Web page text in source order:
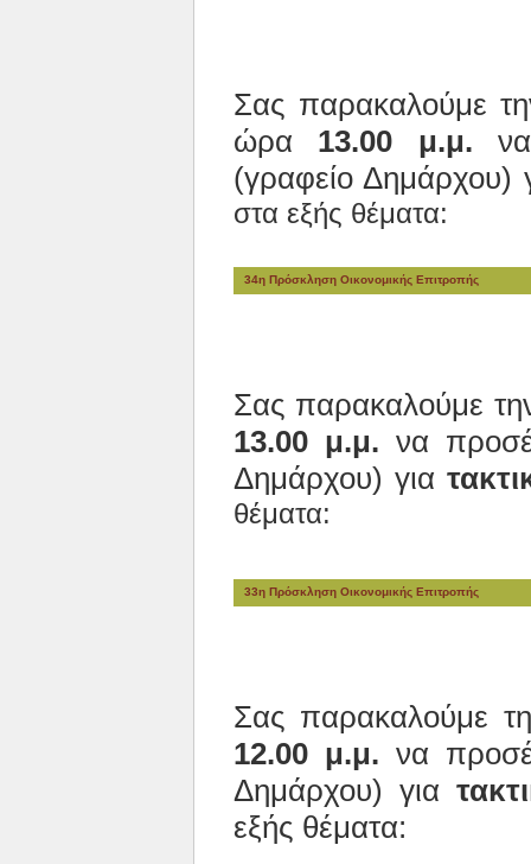
Σας παρακαλούμε
ώρα 13.00 μ.μ.
(γραφείο Δημάρχου)
στα εξής θέματα:
34η Πρόσκληση Οικονομικής Επιτροπής
Σας παρακαλούμε
13.00 μ.μ. να
Δημάρχου) για
θέματα:
33η Πρόσκληση Οικονομικής Επιτροπής
Σας παρακαλούμε
12.00 μ.μ. να
Δημάρχου) για
εξής θέματα: